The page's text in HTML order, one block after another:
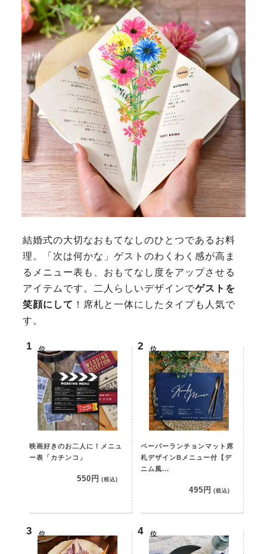
結婚式の大切なおもてなしのひとつであるお料
理。「次は何かな」ゲストのわくわく感が高ま
るメニュー表も、おもてなし度をアップさせる
アイテムです。二人らしいデザインでゲストを
笑顔にして ！席札と一体にしたタイプも人気で
す。
位
映画好きのお二人に！メニュ
ー表「カチンコ」
550円 (税込)
位
ペーパーランチョンマット席
札デザインBメニュー付【デ
ニム風...
495円 (税込)
位 位